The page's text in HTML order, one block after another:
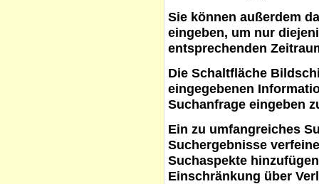
Sie können außerdem
eingeben, um nur
entsprechenden
Die Schaltfläche
eingegebenen
Suchanfrage eingeben
Ein zu umfangreiches
Suchergebnisse
Suchaspekte
Einschränkung über